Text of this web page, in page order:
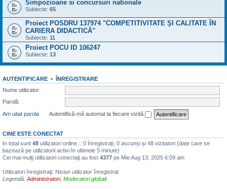
Simpozioane si concursuri nationale
Subiecte: 65
Proiect POSDRU 137974 "COMPETITIVITATE ŞI CALITATE ÎN
CARIERA DIDACTICĂ"
Subiecte: 11
Proiect POCU ID 106247
Subiecte: 13
AUTENTIFICARE • ÎNREGISTRARE
Nume utilizator:
Parolă:
Am uitat parola
Autentifică-mă automat la fiecare vizită
CINE ESTE CONECTAT
In total sunt 48 utilizatori online :: 0 înregistrați, 0 ascunși și 48 vizitatori (date care se
bazează pe utilizatorii activi în ultimele 5 minute)
Cei mai mulţi utilizatori conectaţi au fost 4377 pe Mie Aug 13, 2025 6:09 am
Utilizatori înregistraţi: Niciun utilizator înregistrat
Legendă: Administratori, Moderatori globali